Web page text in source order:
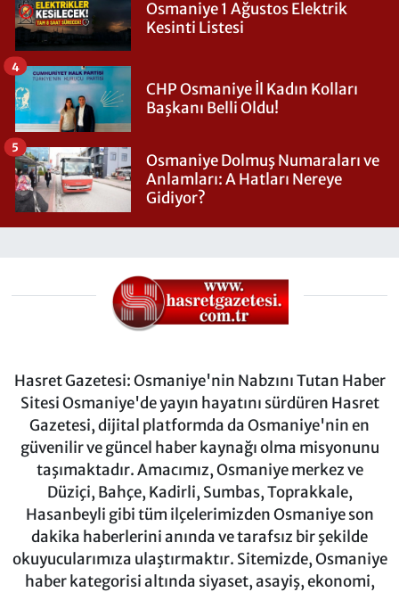
Osmaniye 1 Ağustos Elektrik
Kesinti Listesi
CHP Osmaniye İl Kadın Kolları
Başkanı Belli Oldu!
4
Osmaniye Dolmuş Numaraları ve
Anlamları: A Hatları Nereye
Gidiyor?
5
Hasret Gazetesi: Osmaniye'nin Nabzını Tutan Haber
Sitesi Osmaniye'de yayın hayatını sürdüren Hasret
Gazetesi, dijital platformda da Osmaniye'nin en
güvenilir ve güncel haber kaynağı olma misyonunu
taşımaktadır. Amacımız, Osmaniye merkez ve
Düziçi, Bahçe, Kadirli, Sumbas, Toprakkale,
Hasanbeyli gibi tüm ilçelerimizden Osmaniye son
dakika haberlerini anında ve tarafsız bir şekilde
okuyucularımıza ulaştırmaktır. Sitemizde, Osmaniye
haber kategorisi altında siyaset, asayiş, ekonomi,